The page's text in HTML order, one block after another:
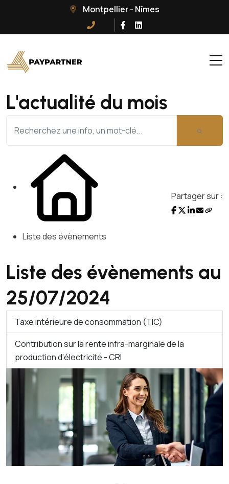
Montpellier - Nîmes
L'actualité du mois
Liste des évènements
Partager sur :
Liste des évènements au
25/07/2024
Taxe intérieure de consommation (TIC)
Contribution sur la rente infra-marginale de la
production d'électricité - CRI